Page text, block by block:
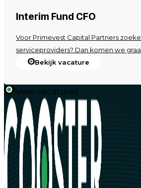
Interim Fund CFO
Voor Primevest Capital Partners
serviceproviders? Dan komen we
Bekijk vacature
Meer vacatures